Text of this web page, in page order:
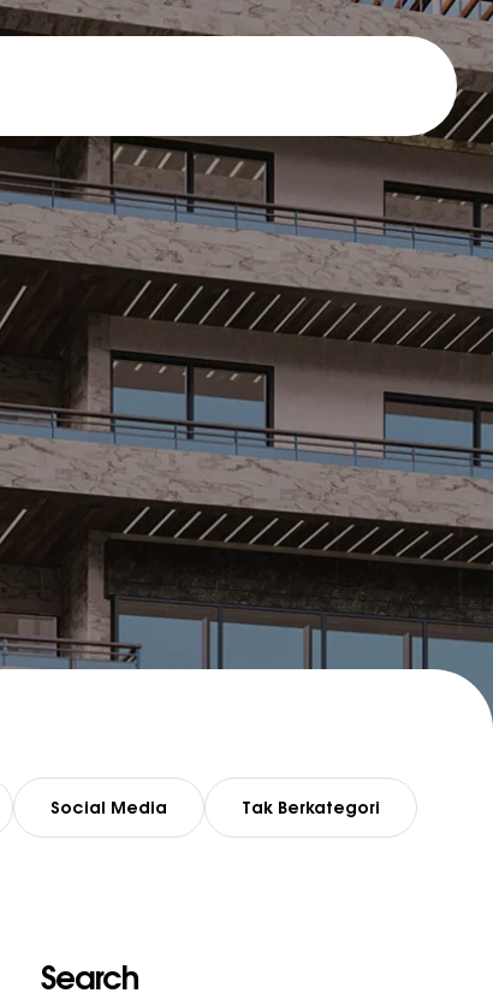
Social Media Tak Berkategori
Search